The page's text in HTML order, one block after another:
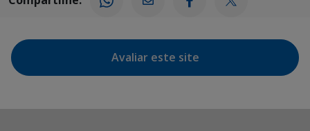
Avaliar este site